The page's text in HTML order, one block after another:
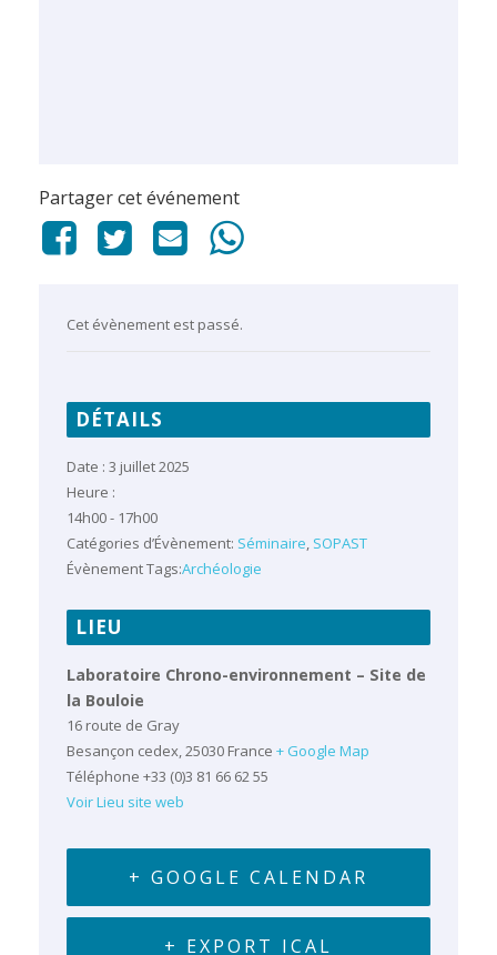
Partager cet événement
Cet évènement est passé.
DÉTAILS
Date : 3 juillet 2025
Heure :
14h00 - 17h00
Catégories d’Évènement: Séminaire, SOPAST
Évènement Tags:Archéologie
LIEU
Laboratoire Chrono-environnement – Site de
la Bouloie
16 route de Gray
Besançon cedex,25030 France + Google Map
Téléphone +33 (0)3 81 66 62 55
Voir Lieu site web
+ GOOGLE CALENDAR
+ EXPORT ICAL